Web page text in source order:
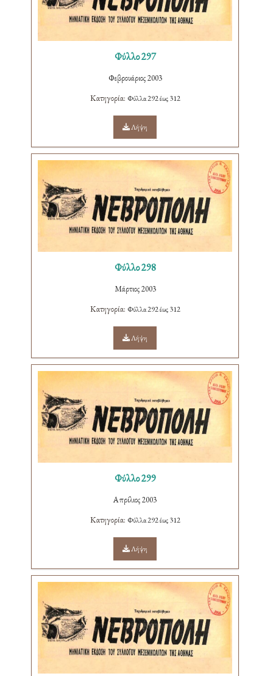
Φύλλο 297
Φεβρουάριος 2003
Κατηγορία: Φύλλα 292 έως 312
Λήψη
Φύλλο 298
Μάρτιος 2003
Κατηγορία: Φύλλα 292 έως 312
Λήψη
Φύλλο 299
Απρίλιος 2003
Κατηγορία: Φύλλα 292 έως 312
Λήψη